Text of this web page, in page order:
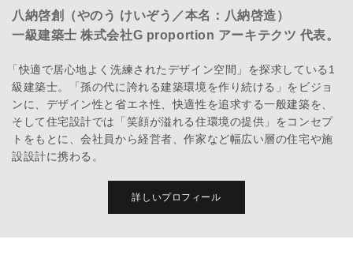
八納啓創（やのう けいぞう／本名：八納啓造）
一級建築士 株式会社G proportion アーキテクツ 代表。
「快適で居心地よく洗練されたデザイン空間」を探求している1
級建築士。「孫の代に誇れる建築環境を作り続ける」をビジョ
ンに、デザイン性と省エネ性、快適性を追求する一般建築を、
そして住宅設計では「笑顔が溢れる住環境の提供」をコンセプ
トをもとに、会社員から経営者、作家など幅広い層の住宅や施
設設計に携わる。
詳しいプロフィール